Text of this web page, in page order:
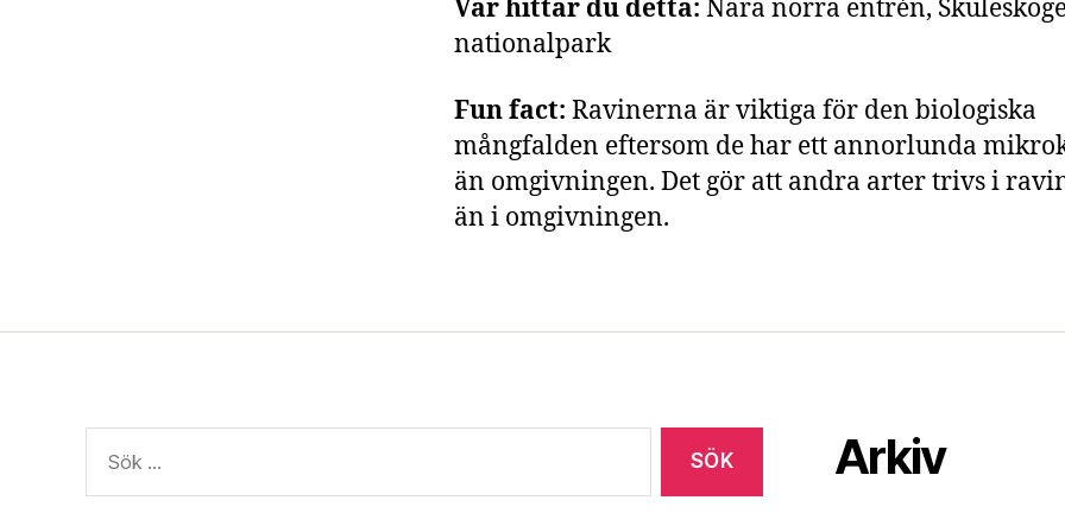
Var hittar du detta: Nära norra entrén,
nationalpark
Fun fact: Ravinerna är viktiga för den biologiska
mångfalden eftersom de har ett annorlunda
än omgivningen. Det gör att andra arter trivs i
än i omgivningen.
efter:
Arkiv